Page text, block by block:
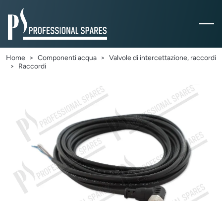
Home Componenti acqua
Valvole di intercettazione, raccordi
Raccordi